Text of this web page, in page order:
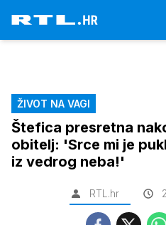
ŽIVOT NA VAGI
Štefica presretna
obitelj: 'Srce mi je
iz vedrog neba!'
RTL.hr